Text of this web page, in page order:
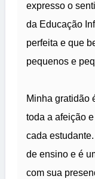
expresso o
da Educação
perfeita e que
pequenos e
Minha gratidão
toda a afeição
cada
de ensino e é
com sua